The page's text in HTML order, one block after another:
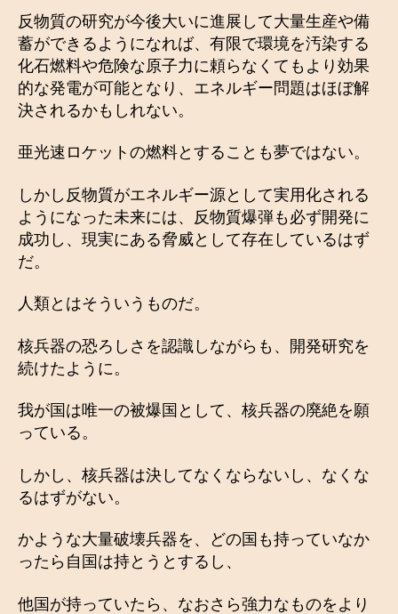
反物質の研究が今後大いに進展して大量生産や備
蓄ができるようになれば、有限で環境を汚染する
化石燃料や危険な原子力に頼らなくてもより効果
的な発電が可能となり、エネルギー問題はほぼ解
決されるかもしれない。
亜光速ロケットの燃料とすることも夢ではない。
しかし反物質がエネルギー源として実用化される
ようになった未来には、反物質爆弾も必ず開発に
成功し、現実にある脅威として存在しているはず
だ。
人類とはそういうものだ。
核兵器の恐ろしさを認識しながらも、開発研究を
続けたように。
我が国は唯一の被爆国として、核兵器の廃絶を願
っている。
しかし、核兵器は決してなくならないし、なくな
るはずがない。
かような大量破壊兵器を、どの国も持っていなか
ったら自国は持とうとするし、
他国が持っていたら、なおさら強力なものをより